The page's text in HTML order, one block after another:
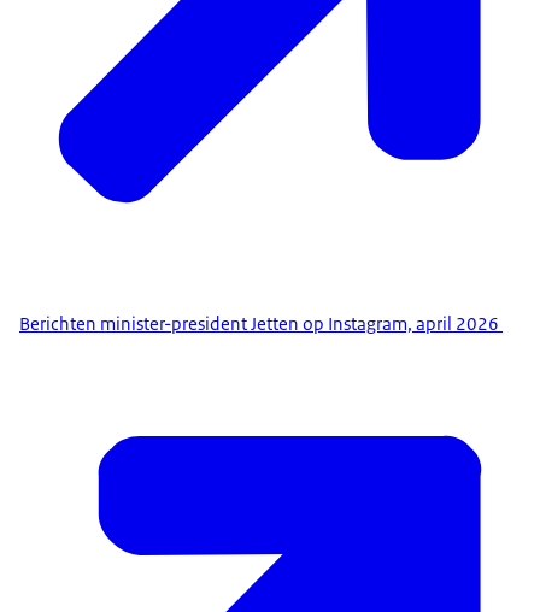
Berichten minister-president Jetten op Instagram, april 2026